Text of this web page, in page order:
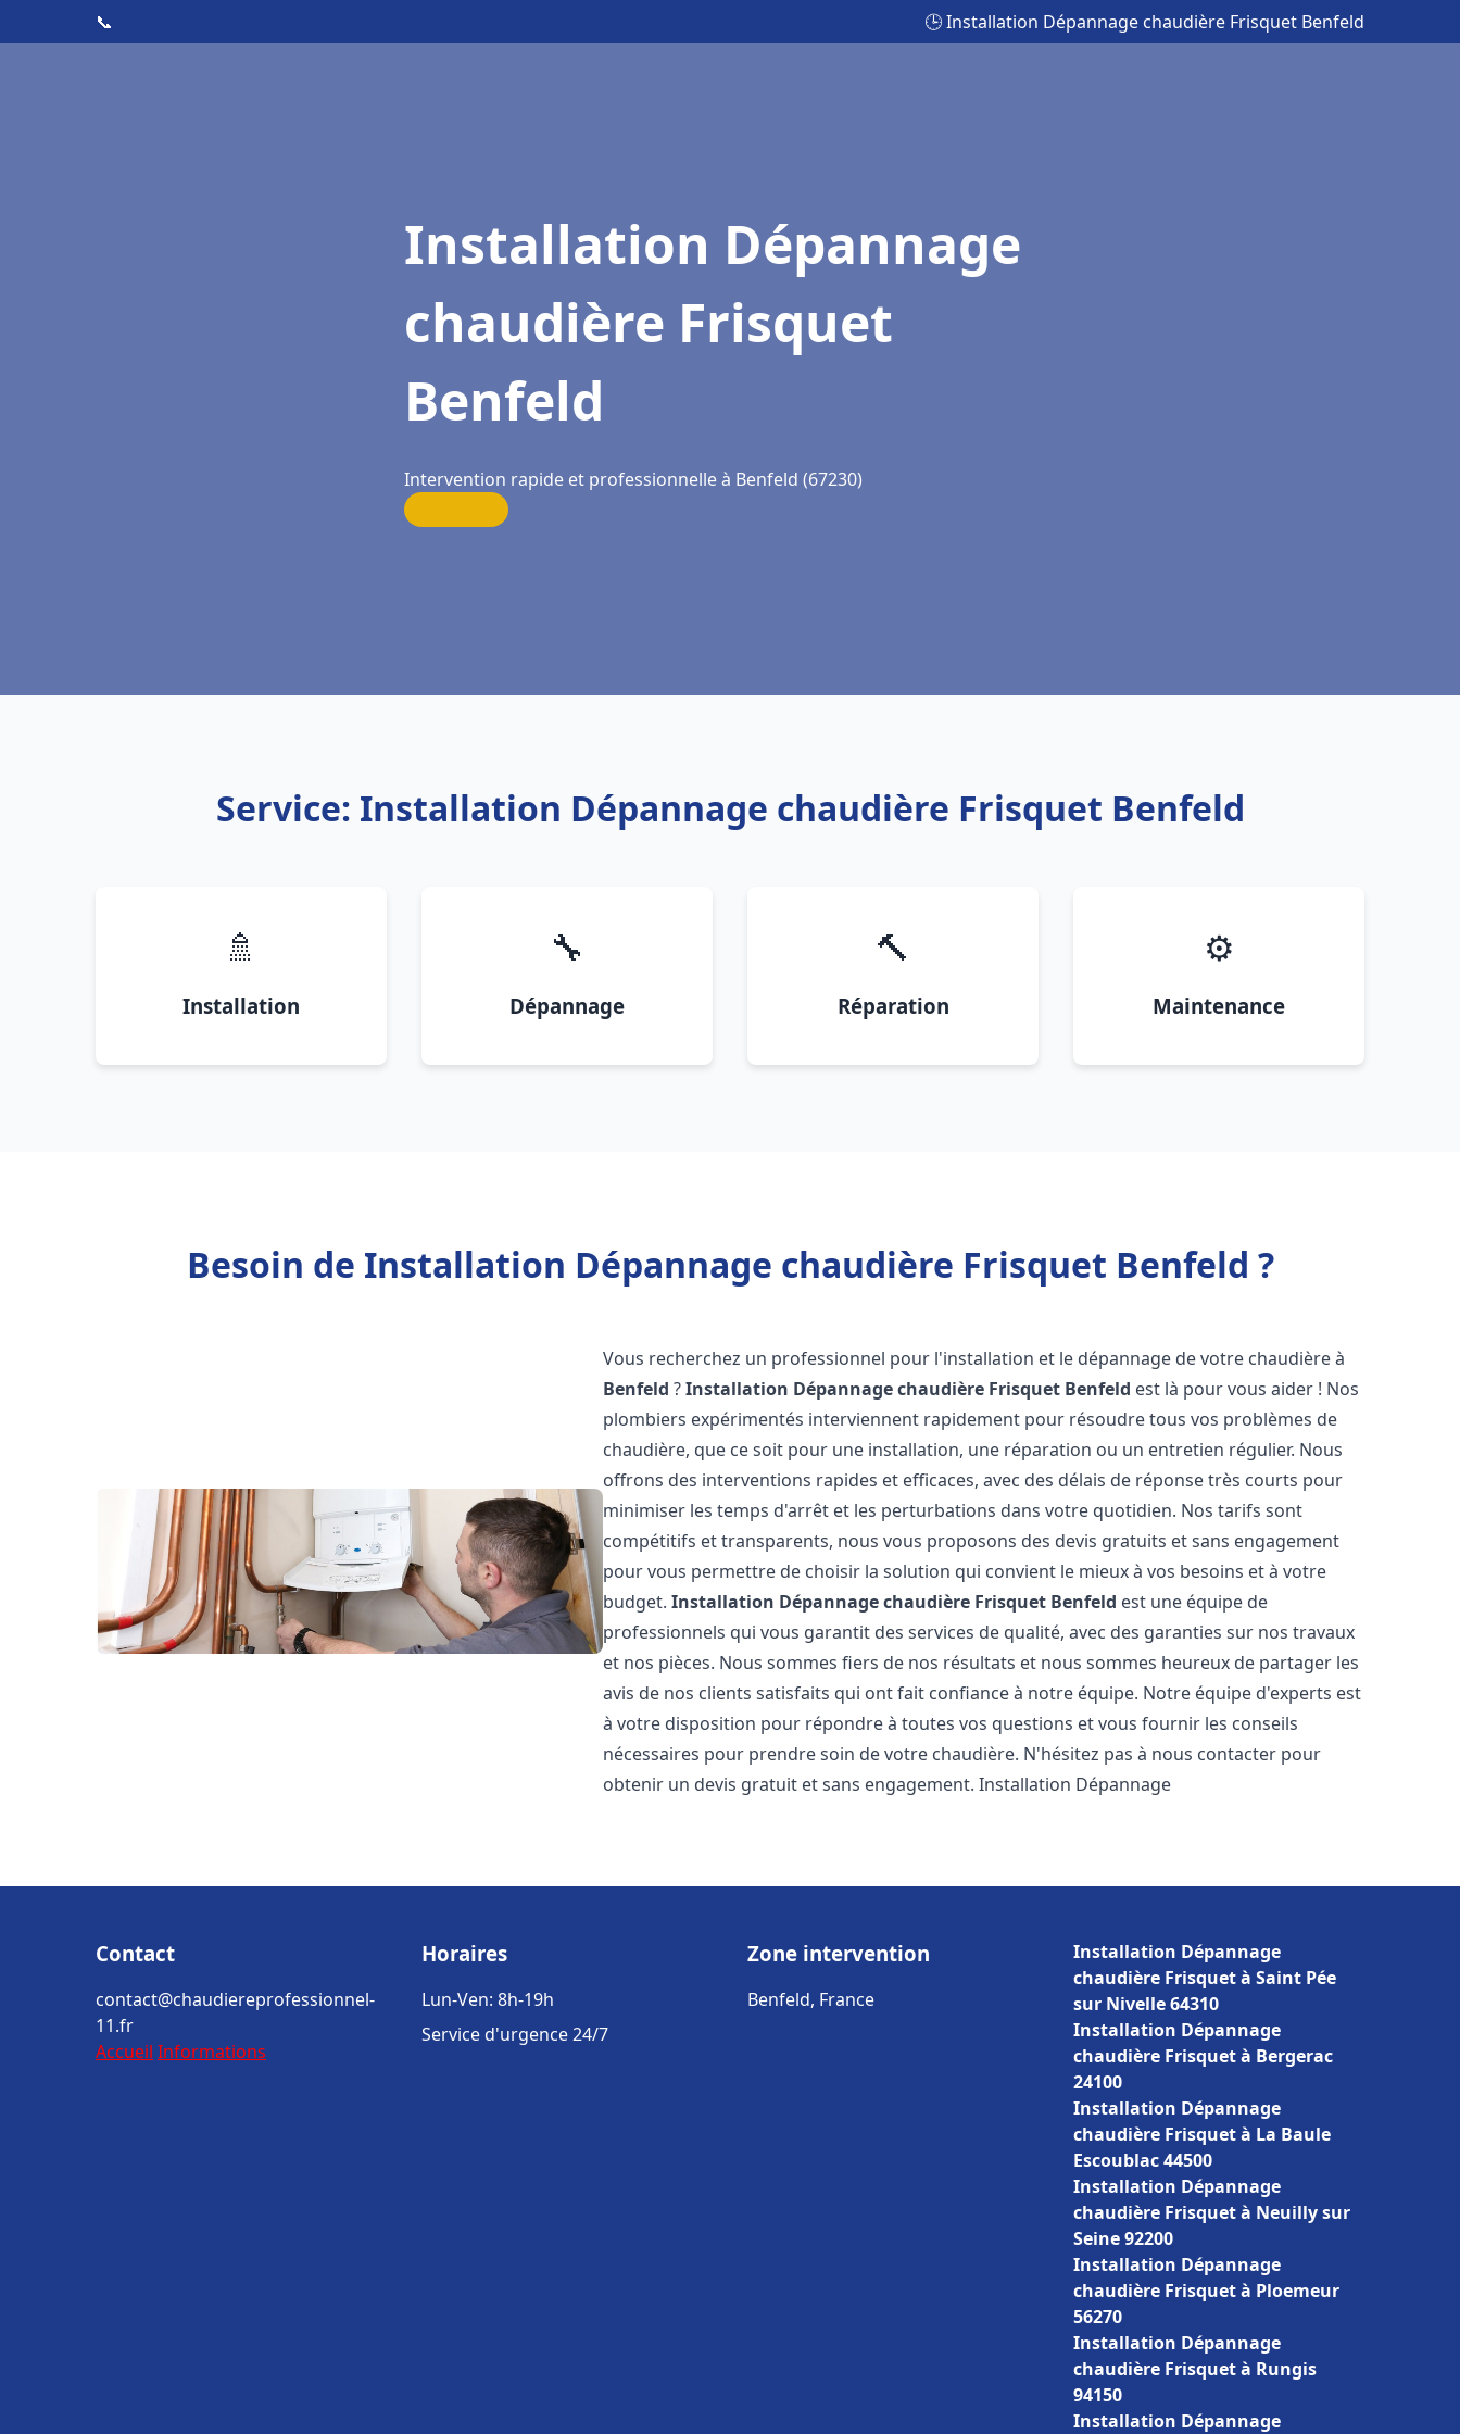
📞 🕒 Installation Dépannage chaudière Frisquet Benfeld
Installation Dépannage
chaudière Frisquet
Benfeld
Intervention rapide et professionnelle à Benfeld (67230)
Service: Installation Dépannage chaudière Frisquet Benfeld
🚿
Installation
🔧
Dépannage
🔨
Réparation
⚙️
Maintenance
Besoin de Installation Dépannage chaudière Frisquet Benfeld ?
Vous recherchez un professionnel pour l'installation et le dépannage de votre chaudière à
Benfeld ?Installation Dépannage chaudière Frisquet Benfeld est là pour vous aider ! Nos
plombiers expérimentés interviennent rapidement pour résoudre tous vos problèmes de
chaudière, que ce soit pour une installation, une réparation ou un entretien régulier. Nous
offrons des interventions rapides et efficaces, avec des délais de réponse très courts pour
minimiser les temps d'arrêt et les perturbations dans votre quotidien. Nos tarifs sont
compétitifs et transparents, nous vous proposons des devis gratuits et sans engagement
pour vous permettre de choisir la solution qui convient le mieux à vos besoins et à votre
budget.Installation Dépannage chaudière Frisquet Benfeld est une équipe de
professionnels qui vous garantit des services de qualité, avec des garanties sur nos travaux
et nos pièces. Nous sommes fiers de nos résultats et nous sommes heureux de partager les
avis de nos clients satisfaits qui ont fait confiance à notre équipe. Notre équipe d'experts est
à votre disposition pour répondre à toutes vos questions et vous fournir les conseils
nécessaires pour prendre soin de votre chaudière. N'hésitez pas à nous contacter pour
obtenir un devis gratuit et sans engagement. Installation Dépannage
Contact
contact@chaudiereprofessionnel-
11.fr
Accueil Informations
Horaires
Lun-Ven: 8h-19h
Service d'urgence 24/7
Zone intervention
Benfeld, France
Installation Dépannage
chaudière Frisquet à Saint Pée
sur Nivelle 64310
Installation Dépannage
chaudière Frisquet à Bergerac
24100
Installation Dépannage
chaudière Frisquet à La Baule
Escoublac 44500
Installation Dépannage
chaudière Frisquet à Neuilly sur
Seine 92200
Installation Dépannage
chaudière Frisquet à Ploemeur
56270
Installation Dépannage
chaudière Frisquet à Rungis
94150
Installation Dépannage